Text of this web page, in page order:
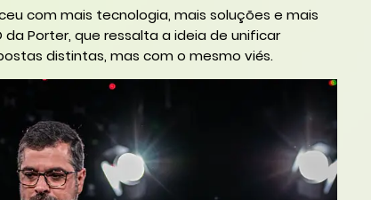
com mais tecnologia, mais soluções e mais
da Porter, que ressalta a ideia de unificar
distintas, mas com o mesmo viés.